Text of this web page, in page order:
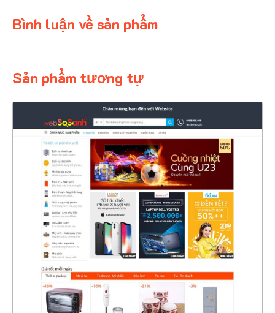
Bình luận về sản phẩm
Sản phẩm tương tự
4364
CHI TIẾT